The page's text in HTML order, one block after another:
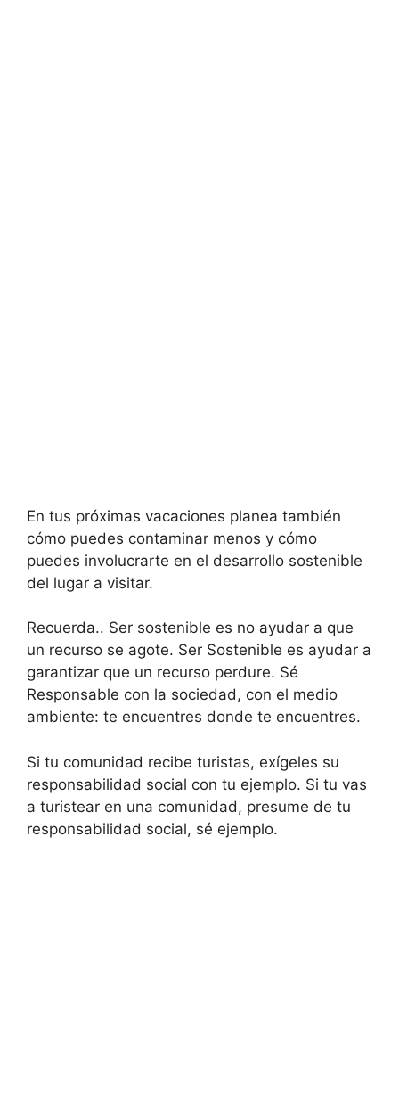
En tus próximas vacaciones planea también
cómo puedes contaminar menos y cómo
puedes involucrarte en el desarrollo sostenible
del lugar a visitar.
Recuerda.. Ser sostenible es no ayudar a que
un recurso se agote. Ser Sostenible es ayudar a
garantizar que un recurso perdure. Sé
Responsable con la sociedad, con el medio
ambiente: te encuentres donde te encuentres.
Si tu comunidad recibe turistas, exígeles su
responsabilidad social con tu ejemplo. Si tu vas
a turistear en una comunidad, presume de tu
responsabilidad social, sé ejemplo.